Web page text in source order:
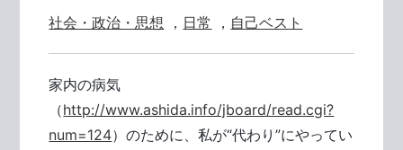
社会・政治・思想 ， 日常 ， 自己ベスト
家内の病気
（http://www.ashida.info/jboard/read.cgi?
num=124）のために、私が“代わり”にやってい